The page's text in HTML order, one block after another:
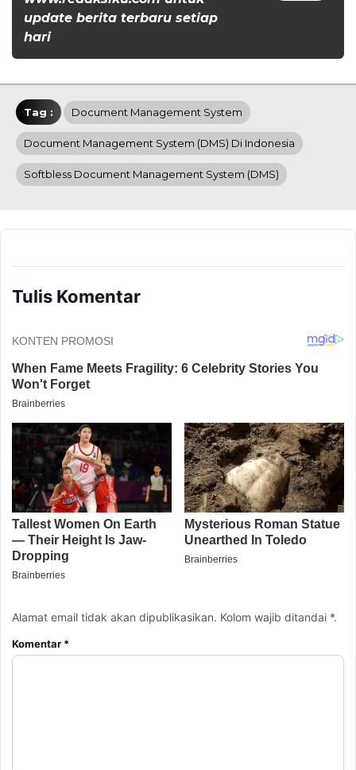
update berita terbaru setiap
hari
Tag : Document Management System
Document Management System (DMS) Di Indonesia
Softbless Document Management System (DMS)
Tulis Komentar
Alamat email tidak akan dipublikasikan. Kolom wajib ditandai *.
Komentar *